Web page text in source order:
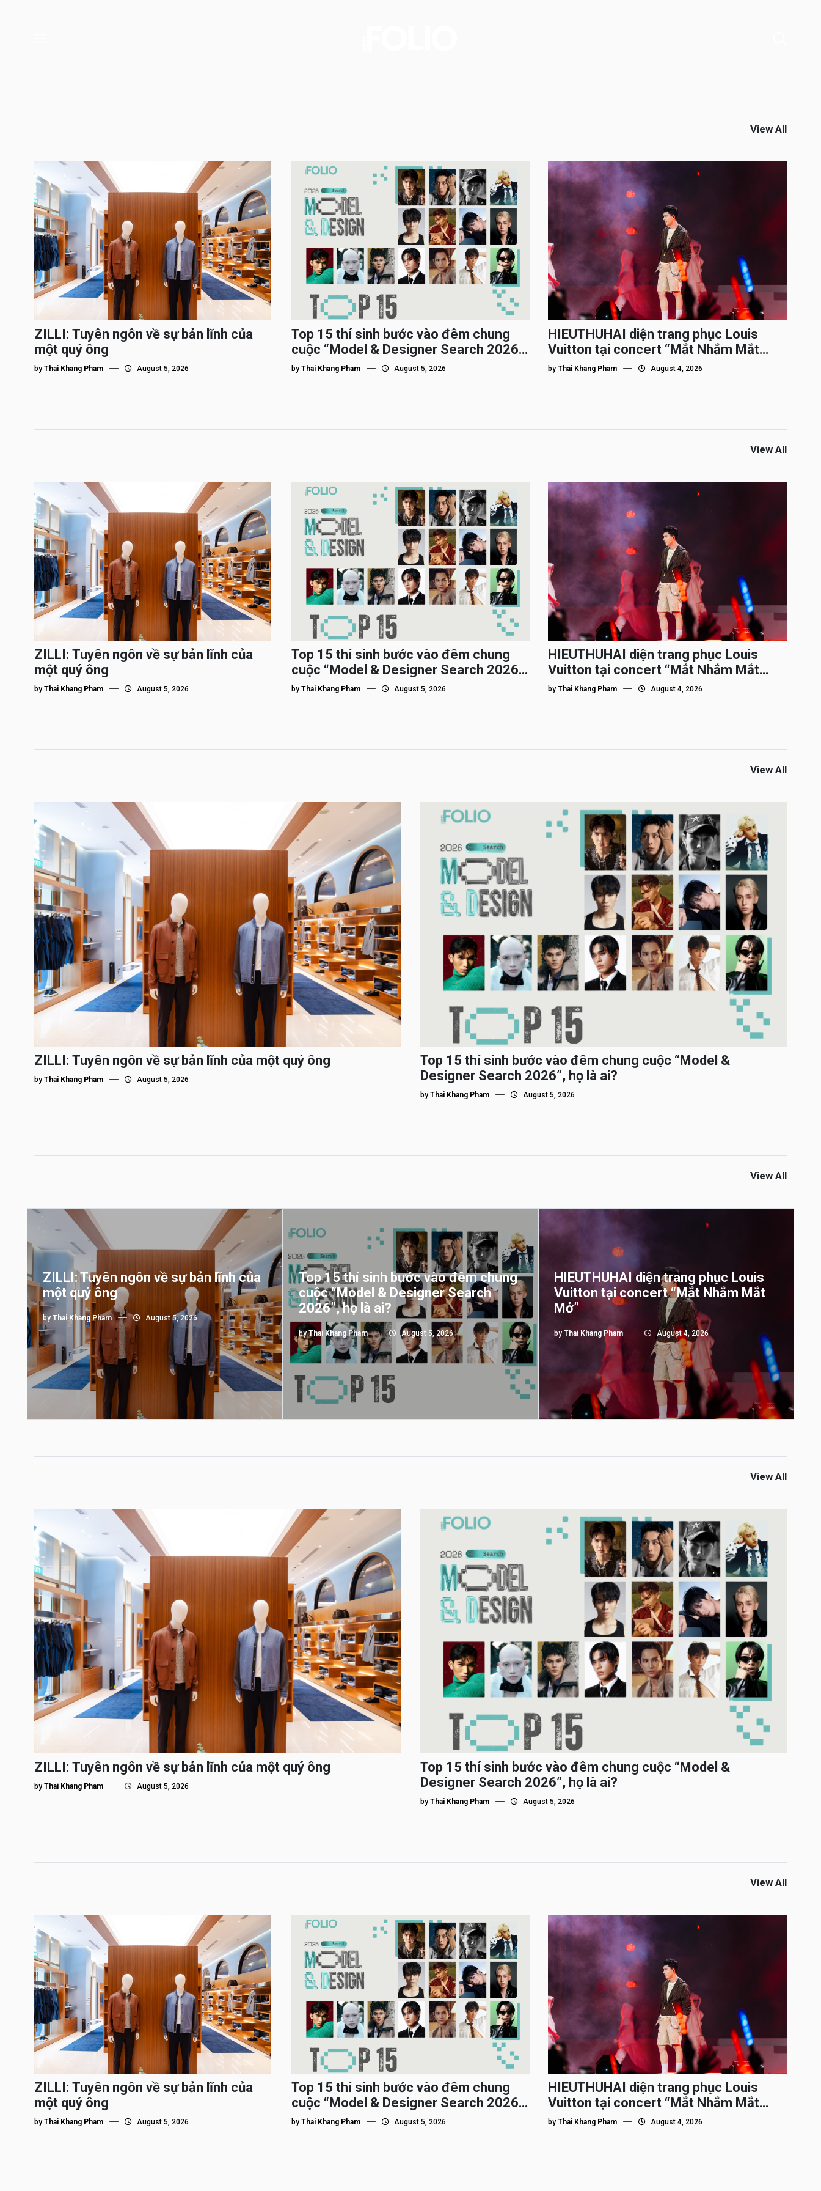
View All
ZILLI: Tuyên ngôn về sự bản lĩnh của
một quý ông
by Thai Khang Pham August 5, 2026
Top 15 thí sinh bước vào đêm chung
cuộc “Model & Designer Search 2026”,
họ là ai?
by Thai Khang Pham August 5, 2026
HIEUTHUHAI diện trang phục Louis
Vuitton tại concert “Mắt Nhắm Mắt
Mở”
byThai Khang Pham August 4, 2026
View All
ZILLI: Tuyên ngôn về sự bản lĩnh của
một quý ông
by Thai Khang Pham August 5, 2026
Top 15 thí sinh bước vào đêm chung
cuộc “Model & Designer Search 2026”,
họ là ai?
by Thai Khang Pham August 5, 2026
HIEUTHUHAI diện trang phục Louis
Vuitton tại concert “Mắt Nhắm Mắt
Mở”
byThai Khang Pham August 4, 2026
View All
ZILLI: Tuyên ngôn về sự bản lĩnh của một quý ông
by Thai Khang Pham August 5, 2026
Top 15 thí sinh bước vào đêm chung cuộc “Model &
Designer Search 2026”, họ là ai?
by Thai Khang Pham August 5, 2026
View All
ZILLI: Tuyên ngôn về sự bản lĩnh của
một quý ông
by Thai Khang Pham August 5, 2026
Top 15 thí sinh bước vào đêm chung
cuộc “Model & Designer Search
2026”, họ là ai?
byThai Khang Pham August 5, 2026
HIEUTHUHAI diện trang phục Louis
Vuitton tại concert “Mắt Nhắm Mắt
Mở”
byThai Khang Pham August 4, 2026
View All
ZILLI: Tuyên ngôn về sự bản lĩnh của một quý ông
by Thai Khang Pham August 5, 2026
Top 15 thí sinh bước vào đêm chung cuộc “Model &
Designer Search 2026”, họ là ai?
by Thai Khang Pham August 5, 2026
View All
ZILLI: Tuyên ngôn về sự bản lĩnh của
một quý ông
by Thai Khang Pham August 5, 2026
Top 15 thí sinh bước vào đêm chung
cuộc “Model & Designer Search 2026”,
họ là ai?
by Thai Khang Pham August 5, 2026
HIEUTHUHAI diện trang phục Louis
Vuitton tại concert “Mắt Nhắm Mắt
Mở”
byThai Khang Pham August 4, 2026